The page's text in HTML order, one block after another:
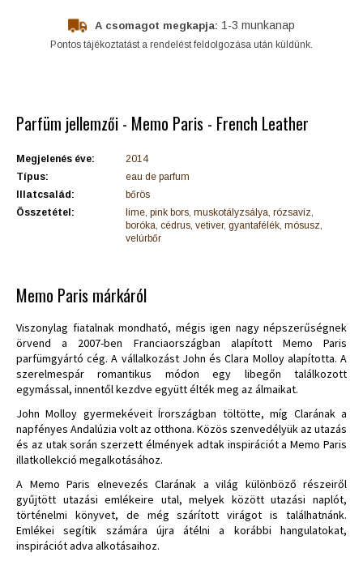
A csomagot megkapja: 1-3 munkanap
Pontos tájékoztatást a rendelést feldolgozása után küldünk.
Parfüm jellemzői - Memo Paris - French Leather
Megjelenés éve:
2014
Típus:
eau de parfum
Illatcsalád:
bőrös
Összetétel:
lime, pink bors, muskotályzsálya, rózsavíz,
boróka, cédrus, vetiver, gyantafélék, mósusz,
velúrbőr
Memo Paris márkáról
Viszonylag fiatalnak mondható, mégis igen nagy népszerűségnek
örvend a 2007-ben Franciaországban alapított Memo Paris
parfümgyártó cég. A vállalkozást John és Clara Molloy alapította. A
szerelmespár romantikus módon egy libegőn találkozott
egymással, innentől kezdve együtt élték meg az álmaikat.
John Molloy gyermekéveit Írországban töltötte, míg Clarának a
napfényes Andalúzia volt az otthona. Közös szenvedélyük az utazás
és az utak során szerzett élmények adtak inspirációt a Memo Paris
illatkollekció megalkotásához.
A Memo Paris elnevezés Clarának a világ különböző részeiről
gyűjtött utazási emlékeire utal, melyek között utazási naplót,
történelmi könyvet, de még szárított virágot is találhatnánk.
Emlékei segítik számára újra átélni a korábbi hangulatokat,
inspirációt adva alkotásaihoz.